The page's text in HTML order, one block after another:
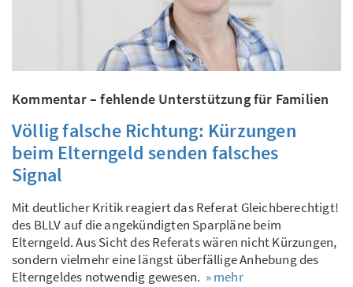
Kommentar – fehlende Unterstützung für Familien
Völlig falsche Richtung: Kürzungen
beim Elterngeld senden falsches
Signal
Mit deutlicher Kritik reagiert das Referat Gleichberechtigt!
des BLLV auf die angekündigten Sparpläne beim
Elterngeld. Aus Sicht des Referats wären nicht Kürzungen,
sondern vielmehr eine längst überfällige Anhebung des
Elterngeldes notwendig gewesen. » mehr